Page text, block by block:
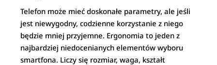
Telefon może mieć doskonałe parametry, ale jeśli
jest niewygodny, codzienne korzystanie z niego
będzie mniej przyjemne. Ergonomia to jeden z
najbardziej niedocenianych elementów wyboru
smartfona. Liczy się rozmiar, waga, kształt